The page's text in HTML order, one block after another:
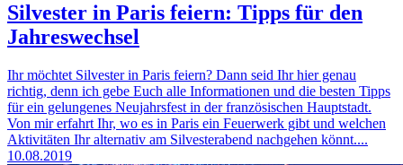
Silvester in Paris feiern: Tipps für den
Jahreswechsel
Ihr möchtet Silvester in Paris feiern? Dann seid Ihr hier genau
richtig, denn ich gebe Euch alle Informationen und die besten Tipps
für ein gelungenes Neujahrsfest in der französischen Hauptstadt.
Von mir erfahrt Ihr, wo es in Paris ein Feuerwerk gibt und welchen
Aktivitäten Ihr alternativ am Silvesterabend nachgehen könnt....
10.08.2019